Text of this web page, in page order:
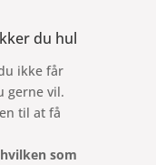
du hul
ikke får
gerne vil.
til at få
hvilken som